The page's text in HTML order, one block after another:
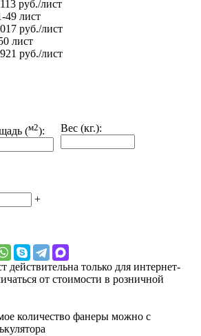
руб./лист
49 лист
руб./лист
лист
руб./лист
(м2): Вес (кг.):
+
действительна только для интернет-
от стоимости в розничной
количество фанеры можно с